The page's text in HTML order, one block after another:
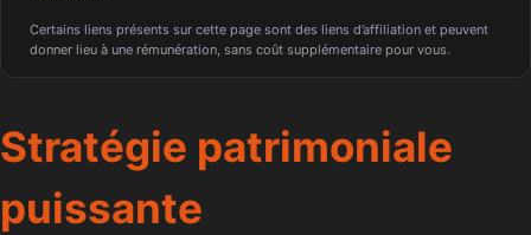
Certains liens présents sur cette page sont des liens d’affiliation et peuvent
donner lieu à une rémunération, sans coût supplémentaire pour vous.
Stratégie patrimoniale
puissante